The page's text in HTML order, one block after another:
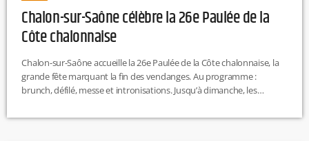
Chalon-sur-Saône célèbre la 26e Paulée de la
Côte chalonnaise
Chalon-sur-Saône accueille la 26e Paulée de la Côte chalonnaise, la
grande fête marquant la fin des vendanges. Au programme :
brunch, défilé, messe et intronisations. Jusqu’à dimanche, les
dégustations. M.L Crédit photo : Paulée Côte chalonnaise